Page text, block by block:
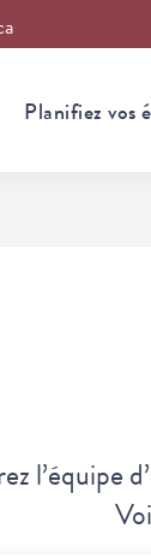
Planifiez vos
l’équipe